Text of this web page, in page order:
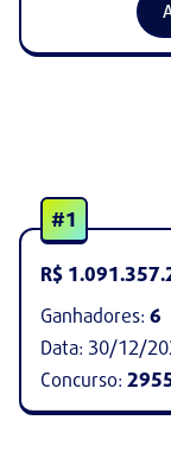
#1
R$
Ganhadores: 6
Data: 30/12/
Concurso: